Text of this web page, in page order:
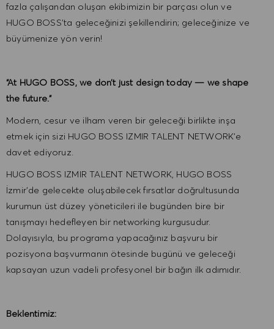
fazla çalışandan oluşan ekibimizin bir parçası olun ve
HUGO BOSS'ta geleceğinizi şekillendirin; geleceğinize ve
büyümenize yön verin!
“At HUGO BOSS, we don’t just design today — we shape
the future.”
Modern, cesur ve ilham veren bir geleceği birlikte inşa
etmek için sizi HUGO BOSS IZMIR TALENT NETWORK’e
davet ediyoruz.
HUGO BOSS IZMIR TALENT NETWORK, HUGO BOSS
İzmir’de gelecekte oluşabilecek fırsatlar doğrultusunda
kurumun üst düzey yöneticileri ile bugünden bire bir
tanışmayı hedefleyen bir networking kurgusudur.
Dolayısıyla, bu programa yapacağınız başvuru bir
pozisyona başvurmanın ötesinde bugünü ve geleceği
kapsayan uzun vadeli profesyonel bir bağın ilk adımıdır.
Beklentimiz: